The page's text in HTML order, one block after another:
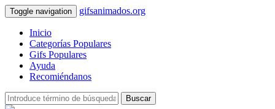
Toggle navigation gifsanimados.org
Inicio
Categorías Populares
Gifs Populares
Ayuda
Recomiéndanos
Buscar